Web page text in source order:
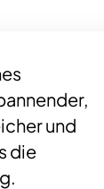
und
die